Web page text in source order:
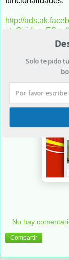
http://
No hay
Compartir
Solo te pido